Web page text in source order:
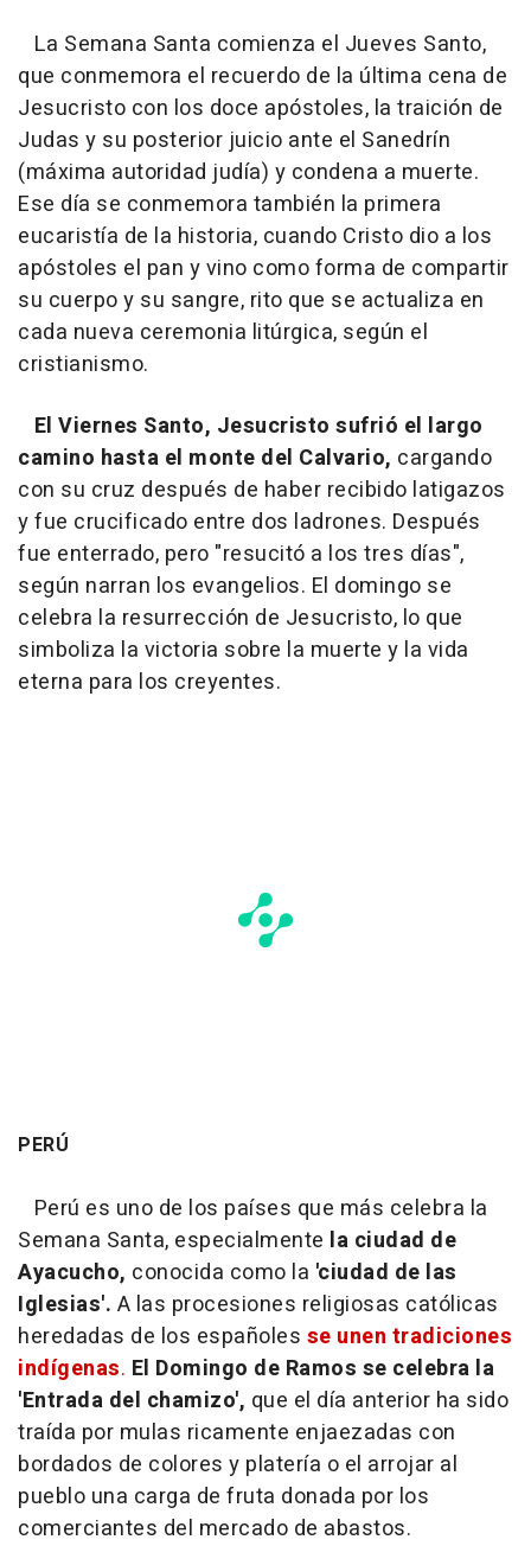
La Semana Santa comienza el Jueves Santo,
que conmemora el recuerdo de la última cena de
Jesucristo con los doce apóstoles, la traición de
Judas y su posterior juicio ante el Sanedrín
(máxima autoridad judía) y condena a muerte.
Ese día se conmemora también la primera
eucaristía de la historia, cuando Cristo dio a los
apóstoles el pan y vino como forma de compartir
su cuerpo y su sangre, rito que se actualiza en
cada nueva ceremonia litúrgica, según el
cristianismo.
El Viernes Santo, Jesucristo sufrió el largo
camino hasta el monte del Calvario, cargando
con su cruz después de haber recibido latigazos
y fue crucificado entre dos ladrones. Después
fue enterrado, pero "resucitó a los tres días",
según narran los evangelios. El domingo se
celebra la resurrección de Jesucristo, lo que
simboliza la victoria sobre la muerte y la vida
eterna para los creyentes.
PERÚ
Perú es uno de los países que más celebra la
Semana Santa, especialmente la ciudad de
Ayacucho, conocida como la 'ciudad de las
Iglesias'. A las procesiones religiosas católicas
heredadas de los españoles se unen tradiciones
indígenas. El Domingo de Ramos se celebra la
'Entrada del chamizo', que el día anterior ha sido
traída por mulas ricamente enjaezadas con
bordados de colores y platería o el arrojar al
pueblo una carga de fruta donada por los
comerciantes del mercado de abastos.